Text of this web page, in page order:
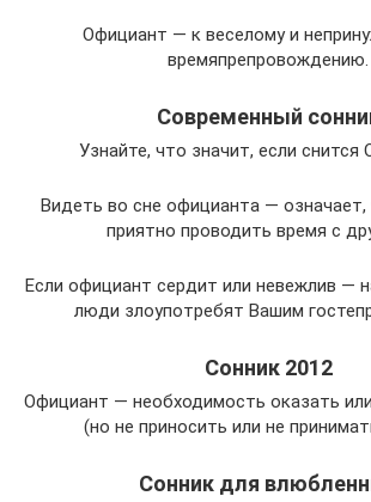
Официант — к веселому и
времяпрепровождению.
Современный
Узнайте, что значит, если снится
Видеть во сне официанта —
приятно проводить время с
Если официант сердит или невежлив —
люди злоупотребят Вашим
Сонник 2012
Официант — необходимость оказать или
(но не приносить или не
Сонник для